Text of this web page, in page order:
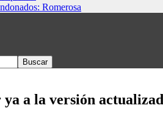
Romerosa
ya a la versión